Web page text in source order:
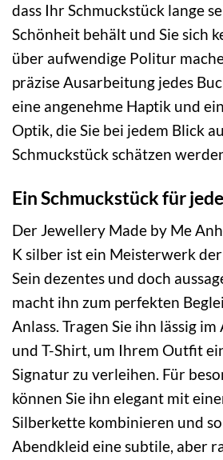
dass Ihr Schmuckstück lange
Schönheit behält und Sie sich
über aufwendige Politur
präzise Ausarbeitung jedes
eine angenehme Haptik und
Optik, die Sie bei jedem Blick
Schmuckstück schätzen
Ein Schmuckstück für
Der Jewellery Made by Me
K silber ist ein Meisterwerk
Sein dezentes und doch
macht ihn zum perfekten
Anlass. Tragen Sie ihn lässig
und T-Shirt, um Ihrem Outfit
Signatur zu verleihen. Für
können Sie ihn elegant mit
Silberkette kombinieren und
Abendkleid eine subtile, aber